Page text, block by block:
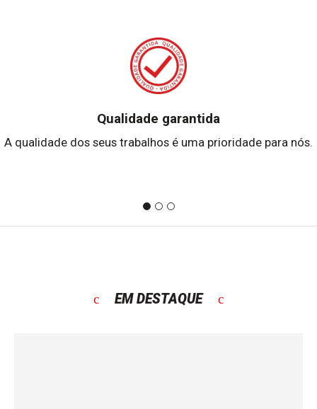
Qualidade garantida
A qualidade dos seus trabalhos é uma prioridade para nós.
EM DESTAQUE